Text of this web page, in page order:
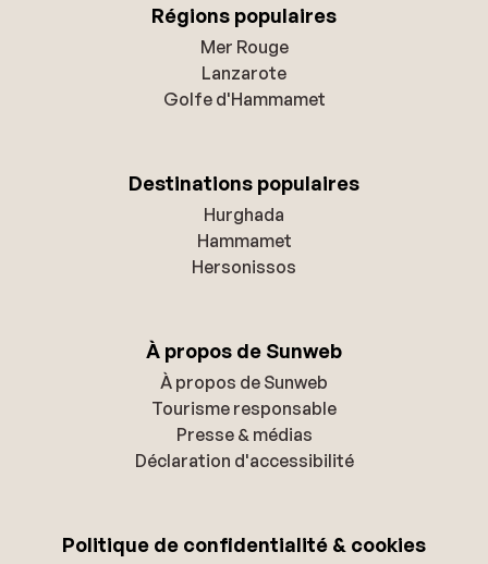
Régions populaires
Mer Rouge
Lanzarote
Golfe d'Hammamet
Destinations populaires
Hurghada
Hammamet
Hersonissos
À propos de Sunweb
À propos de Sunweb
Tourisme responsable
Presse & médias
Déclaration d'accessibilité
Politique de confidentialité & cookies